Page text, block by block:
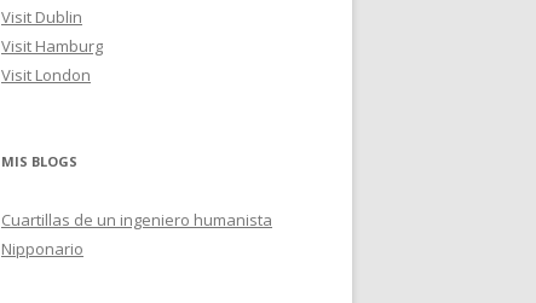
Visit Dublin
Visit Hamburg
Visit London
MIS BLOGS
Cuartillas de un ingeniero humanista
Nipponario